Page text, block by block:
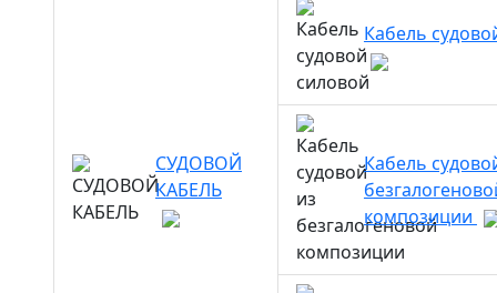
СУДОВОЙ
КАБЕЛЬ
Кабель
Кабель
композиции